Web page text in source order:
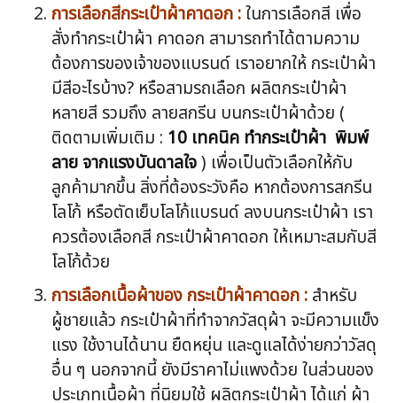
การเลือกสีกระเป๋าผ้าคาดอก :ในการเลือกสี เพื่อ
สั่งทำกระเป๋าผ้า คาดอก สามารถทำได้ตามความ
ต้องการของเจ้าของแบรนด์ เราอยากให้ กระเป๋าผ้า
มีสีอะไรบ้าง? หรือสามรถเลือก ผลิตกระเป๋าผ้า
หลายสี รวมถึง ลายสกรีน บนกระเป๋าผ้าด้วย (
ติดตามเพิ่มเติม : 10 เทคนิค ทำกระเป๋าผ้า พิมพ์
ลาย จากแรงบันดาลใจ) เพื่อเป็นตัวเลือกให้กับ
ลูกค้ามากขึ้น สิ่งที่ต้องระวังคือ หากต้องการสกรีน
โลโก้ หรือตัดเย็บโลโก้แบรนด์ ลงบนกระเป๋าผ้า เรา
ควรต้องเลือกสี กระเป๋าผ้าคาดอก ให้เหมาะสมกับสี
โลโก้ด้วย
การเลือกเนื้อผ้าของ กระเป๋าผ้าคาดอก : สำหรับ
ผู้ชายแล้ว กระเป๋าผ้าที่ทำจากวัสดุผ้า จะมีความแข็ง
แรง ใช้งานได้นาน ยืดหยุ่น และดูแลได้ง่ายกว่าวัสดุ
อื่น ๆ นอกจากนี้ ยังมีราคาไม่แพงด้วย ในส่วนของ
ประเภทเนื้อผ้า ที่นิยมใช้ ผลิตกระเป๋าผ้า ได้แก่ ผ้า